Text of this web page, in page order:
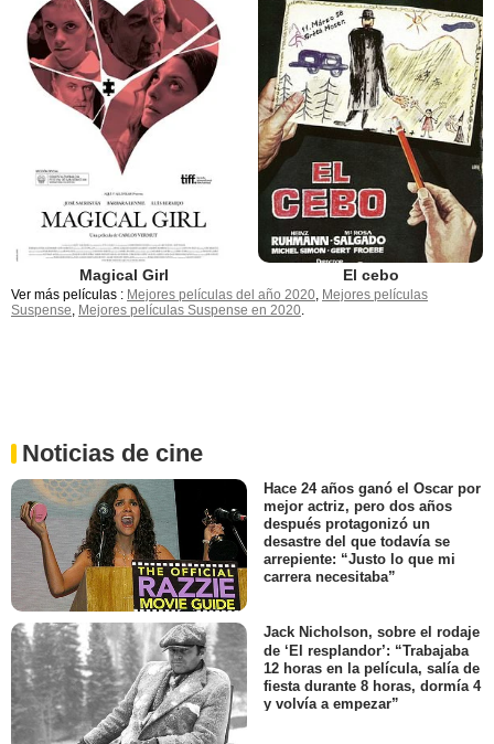
Magical Girl El cebo
Ver más películas : Mejores películas del año 2020 Mejores películas
Suspense Mejores películas Suspense en 2020
Noticias de cine
Hace 24 años ganó el Oscar por
mejor actriz, pero dos años
después protagonizó un
desastre del que todavía se
arrepiente: “Justo lo que mi
carrera necesitaba”
Jack Nicholson, sobre el rodaje
de ‘El resplandor’: “Trabajaba
12 horas en la película, salía de
fiesta durante 8 horas, dormía 4
y volvía a empezar”